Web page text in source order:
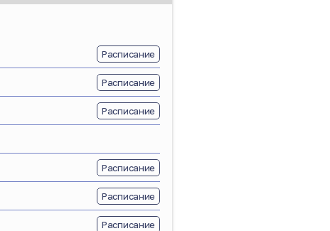
Расписание
Расписание
Расписание
Расписание
Расписание
Расписание